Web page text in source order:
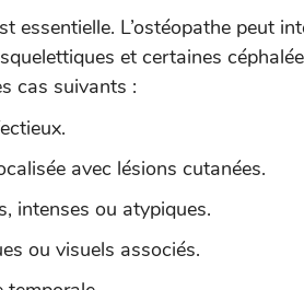
essentielle. L’ostéopathe peut
et certaines
cas suivants :
avec lésions cutanées.
intenses ou atypiques.
ou visuels associés.